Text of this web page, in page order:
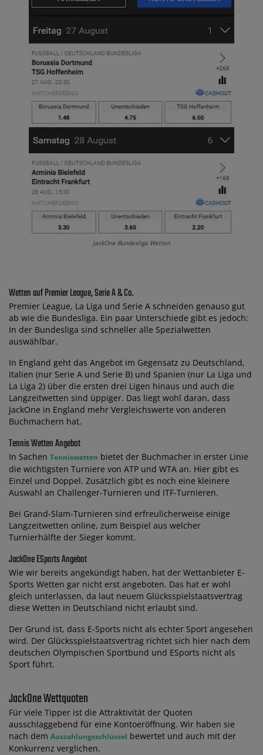
JackOne Bundesliga Wetten
Wetten auf Premier League, Serie A & Co.
Premier League, La Liga und Serie A schneiden genauso gut
ab wie die Bundesliga. Ein paar Unterschiede gibt es jedoch:
In der Bundesliga sind schneller alle Spezialwetten
auswählbar.
In England geht das Angebot im Gegensatz zu Deutschland,
Italien (nur Serie A und Serie B) und Spanien (nur La Liga und
La Liga 2) über die ersten drei Ligen hinaus und auch die
Langzeitwetten sind üppiger. Das liegt wohl daran, dass
JackOne in England mehr Vergleichswerte von anderen
Buchmachern hat.
Tennis Wetten Angebot
In Sachen Tenniswetten bietet der Buchmacher in erster Linie
die wichtigsten Turniere von ATP und WTA an. Hier gibt es
Einzel und Doppel. Zusätzlich gibt es noch eine kleinere
Auswahl an Challenger-Turnieren und ITF-Turnieren.
Bei Grand-Slam-Turnieren sind erfreulicherweise einige
Langzeitwetten online, zum Beispiel aus welcher
Turnierhälfte der Sieger kommt.
JackOne ESports Angebot
Wie wir bereits angekündigt haben, hat der Wettanbieter E-
Sports Wetten gar nicht erst angeboten. Das hat er wohl
gleich unterlassen, da laut neuem Glücksspielstaatsvertrag
diese Wetten in Deutschland nicht erlaubt sind.
Der Grund ist, dass E-Sports nicht als echter Sport angesehen
wird. Der Glücksspielstaatsvertrag richtet sich hier nach dem
deutschen Olympischen Sportbund und ESports nicht als
Sport führt.
JackOne Wettquoten
Für viele Tipper ist die Attraktivität der Quoten
ausschlaggebend für eine Kontoeröffnung. Wir haben sie
nach dem Auszahlungsschlüssel bewertet und auch mit der
Konkurrenz verglichen.